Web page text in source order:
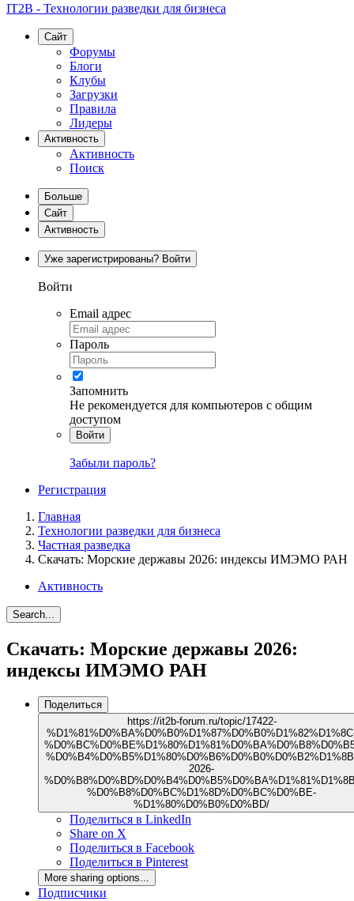
IT2B - Технологии разведки для бизнеса
Сайт
Форумы
Блоги
Клубы
Загрузки
Правила
Лидеры
Активность
Активность
Поиск
Больше
Сайт
Активность
Уже зарегистрированы? Войти
Войти
Email адрес
Пароль
Запомнить
Не рекомендуется для компьютеров с общим
доступом
Войти
Забыли пароль?
Регистрация
Главная
Технологии разведки для бизнеса
Частная разведка
Скачать: Морские державы 2026: индексы ИМЭМО РАН
Активность
Search...
Скачать: Морские державы 2026:
индексы ИМЭМО РАН
Поделиться
https://it2b-forum.ru/topic/17422-
2026-
%D0%B8%D0%BC%D1%8D%D0%BC%D0%BE-
%D1%80%D0%B0%D0%BD/
Поделиться в LinkedIn
Share on X
Поделиться в Facebook
Поделиться в Pinterest
More sharing options...
Подписчики